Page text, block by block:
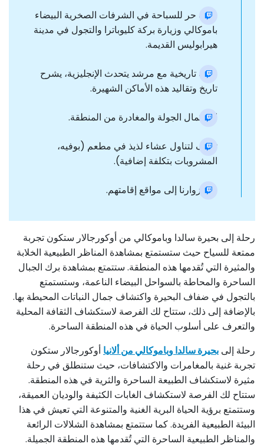
وقت حر للسباحة في الشرفات الصخرية البيضاء
باموكالي وزيارة بركة كليوباترا والتجول في مدينة
هيرابوليس القديمة.
جولة تاريخية مع مرشد يتحدث الإنجليزية، يشرح
تاريخ وتقاليد هذه الأماكن الشهيرة.
استكمال الجولة والمغادرة من المنطقة.
توقف لتناول عشاء لذيذ في مطعم (بوفيه،
المشروبات بتكلفة إضافية).
نقل زوارنا إلى مواقع إقامتهم.
رحلة إلى بحيرة سالدا وباموكالي من أوكورجالار ستكون تجربة
ممتعة للسياح حيث ستستمتع بمشاهدة المناظر الطبيعية الخلابة
والمثيرة التي تُقدمها هذه المنطقة. ستتمتع بمشاهدة برك الجبال
الساحرة والمحاطة بالسواحل البيضاء الناعمة، وستستمتع
بالتجول في ضفاف البحيرة واكتشاف جمال النباتات المحيطة بها.
بالإضافة إلى ذلك، ستتاح لك الفرصة لاستكشاف الثقافة المحلية
والتعرف على أسلوب الحياة في هذه المنطقة الساحرة.
رحلة إلى بحيرة سالدا وباموكالي من ألانيا أوكورجالار ستكون
تجربة غنية بالمغامرات والاكتشافات، حيث ستنطلق في رحلة
مثيرة لاستكشاف الطبيعة الساحرة والثرية في هذه المنطقة.
ستتاح لك الفرصة لاستكشاف الغابات الكثيفة والوديان العميقة،
وستتمتع برؤية الحياة البرية الغنية والمتنوعة التي تعيش في هذا
البيئة الطبيعية الفريدة. كما ستتمتع بمشاهدة الشلالات الرائعة
والمناظر الطبيعية الساحرة التي تُقدمها هذه المنطقة الجميلة.